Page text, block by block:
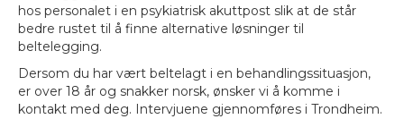
hos personalet i en psykiatrisk akuttpost slik at de står
bedre rustet til å finne alternative løsninger til
beltelegging.
Dersom du har vært beltelagt i en behandlingssituasjon,
er over 18 år og snakker norsk, ønsker vi å komme i
kontakt med deg. Intervjuene gjennomføres i Trondheim.